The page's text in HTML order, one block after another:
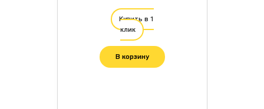
Купить в 1
клик
В корзину